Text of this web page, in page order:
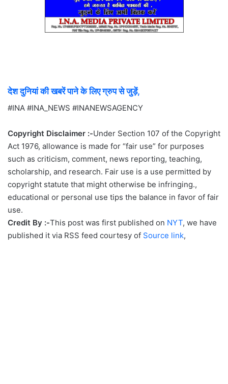
देश दुनियां की खबरें पाने के लिए ग्रुप से जुड़ें,
#INA #INA_NEWS #INANEWSAGENCY
Copyright Disclaimer :-Under Section 107 of the Copyright
Act 1976, allowance is made for “fair use” for purposes
such as criticism, comment, news reporting, teaching,
scholarship, and research. Fair use is a use permitted by
copyright statute that might otherwise be infringing.,
educational or personal use tips the balance in favor of fair
use.
Credit By :-This post was first published on NYT, we have
published it via RSS feed courtesy of Source link,